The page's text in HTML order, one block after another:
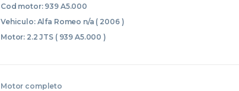
Cod motor: 939 A5.000
Vehiculo: Alfa Romeo n/a ( 2006 )
Motor: 2.2 JTS ( 939 A5.000 )
Motor completo